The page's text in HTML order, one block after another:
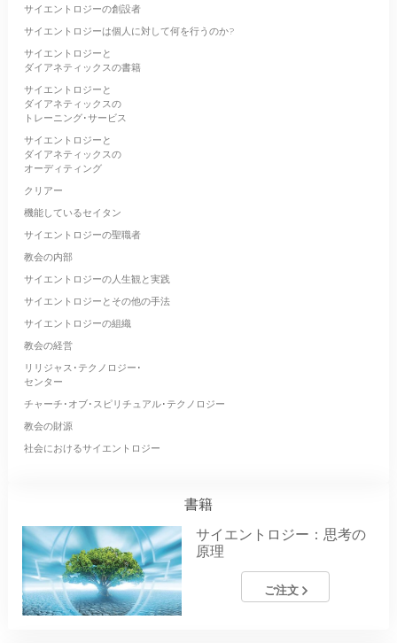
サイエントロジーの創設者
サイエントロジーは個人に対して何を行うのか?
サイエントロジーと
ダイアネティックスの書籍
サイエントロジーと
ダイアネティックスの
トレーニング･サービス
サイエントロジーと
ダイアネティックスの
オーディティング
クリアー
機能しているセイタン
サイエントロジーの聖職者
教会の内部
サイエントロジーの人生観と実践
サイエントロジーとその他の手法
サイエントロジーの組織
教会の経営
リリジャス･テクノロジー･
センター
チャーチ･オブ･スピリチュアル･テクノロジー
教会の財源
社会におけるサイエントロジー
書籍
サイエントロジー：思考の
原理
ご注文